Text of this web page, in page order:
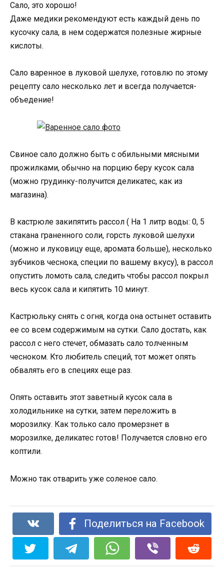
Сало, это хорошо!
Даже медики рекомендуют есть каждый день по
кусочку сала, в нем содержатся полезные жирные
кислоты.
Сало варенное в луковой шелухе, готовлю по этому
рецепту сало несколько лет и всегда получается-
объедение!
Свиное сало должно быть с обильными мясными
прожилками, обычно на порцию беру кусок сала
(можно грудинку-получится деликатес, как из
магазина).
В кастрюле закипятить рассол ( На 1 литр воды: 0, 5
стакана граненного соли, горсть луковой шелухи
(можно и луковицу еще, аромата больше), несколько
зубчиков чеснока, специи по вашему вкусу), в рассол
опустить ломоть сала, следить чтобы рассол покрыл
весь кусок сала и кипятить 10 минут.
Кастрюльку снять с огня, когда она остынет оставить
ее со всем содержимым на сутки. Сало достать, как
рассол с него стечет, обмазать сало толченным
чесноком. Кто любитель специй, тот может опять
обвалять его в специях еще раз.
Опять оставить этот заветный кусок сала в
холодильнике на сутки, затем переложить в
морозилку. Как только сало промерзнет в
морозилке, деликатес готов! Получается словно его
коптили.
Можно так отварить уже соленое сало.
Поделиться на Facebook